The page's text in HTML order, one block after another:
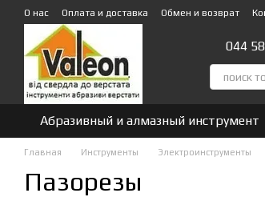
Перейти к основному контенту
О нас Оплата и доставка Обмен и возврат
044
Абразивный и алмазный инструмент
Главная Инструменты Электроинструменты
Пазорезы